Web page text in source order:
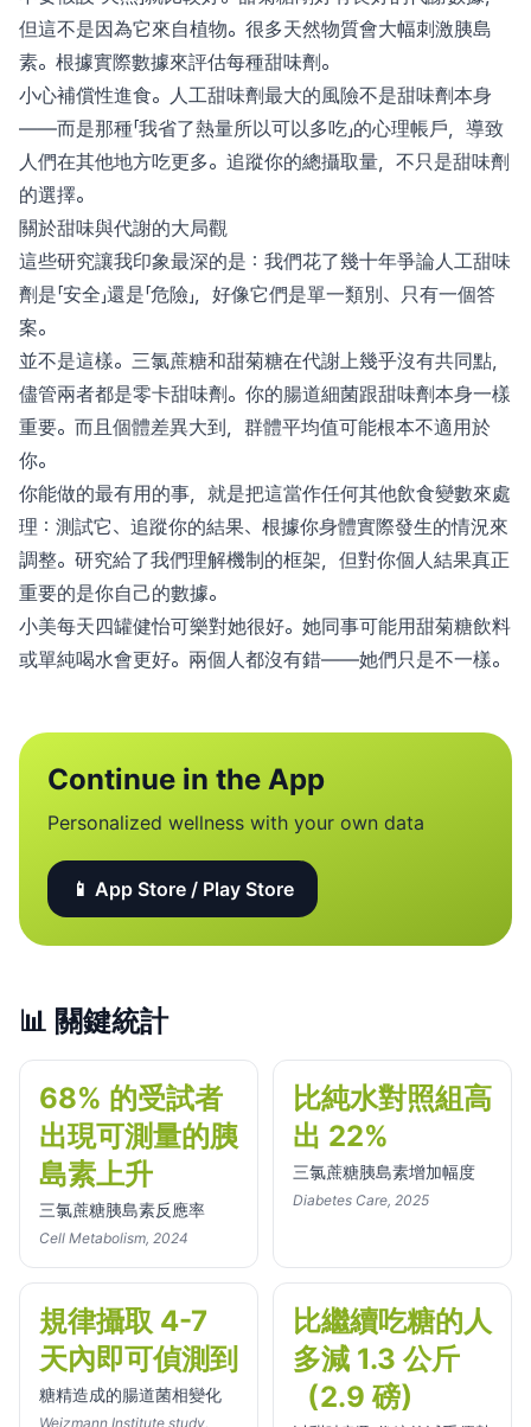
但這不是因為它來自植物。很多天然物質會大幅刺激胰島
素。根據實際數據來評估每種甜味劑。
小心補償性進食。人工甜味劑最大的風險不是甜味劑本身
——而是那種「我省了熱量所以可以多吃」的心理帳戶，導致
人們在其他地方吃更多。追蹤你的總攝取量，不只是甜味劑
的選擇。
關於甜味與代謝的大局觀
這些研究讓我印象最深的是：我們花了幾十年爭論人工甜味
劑是「安全」還是「危險」，好像它們是單一類別、只有一個答
案。
並不是這樣。三氯蔗糖和甜菊糖在代謝上幾乎沒有共同點，
儘管兩者都是零卡甜味劑。你的腸道細菌跟甜味劑本身一樣
重要。而且個體差異大到，群體平均值可能根本不適用於
你。
你能做的最有用的事，就是把這當作任何其他飲食變數來處
理：測試它、追蹤你的結果、根據你身體實際發生的情況來
調整。研究給了我們理解機制的框架，但對你個人結果真正
重要的是你自己的數據。
小美每天四罐健怡可樂對她很好。她同事可能用甜菊糖飲料
或單純喝水會更好。兩個人都沒有錯——她們只是不一樣。
Continue in the App
Personalized wellness with your own data
📱 App Store / Play Store
📊 關鍵統計
68% 的受試者
出現可測量的胰
島素上升
三氯蔗糖胰島素反應率
Cell Metabolism, 2024
比純水對照組高
出 22%
三氯蔗糖胰島素增加幅度
Diabetes Care, 2025
規律攝取 4-7
天內即可偵測到
糖精造成的腸道菌相變化
Weizmann Institute study,
比繼續吃糖的人
多減 1.3 公斤
（2.9 磅）